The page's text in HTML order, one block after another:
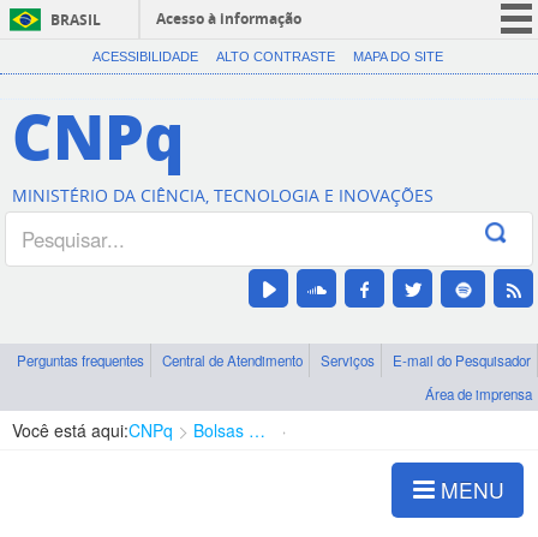
BRASIL
Acesso à informação
CORONAVÍRUS (COVID-19)
Canais
ACESSIBILIDADE ALTO CONTRASTE MAPA DO SITE
CNPq
MINISTÉRIO DA CIÊNCIA, TECNOLOGIA E INOVAÇÕES
Perguntas frequentes Central de Atendimento Serviços
E-mail do Pesquisador
Área de imprensa
Você está aqui:CNPq Bolsas e Auxílios Vigentes
MENU